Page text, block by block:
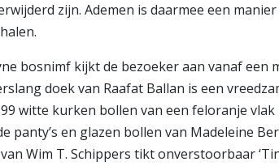
zijn. Ademen is daarmee een
bosnimf kijkt de bezoeker aan vanaf een
doek van Raafat Ballan is een
witte kurken bollen van een feloranje vlak
panty’s en glazen bollen van Madeleine
Wim T. Schippers tikt onverstoorbaar